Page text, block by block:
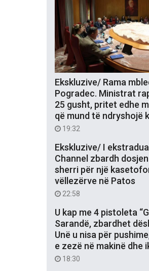
Ekskluzive/ Rama
Pogradec. Ministrat
25 gusht, pritet edhe
që mund të ndryshojë
19:32
Ekskluzive/ I
Channel zbardh
sherri për një
vëllezërve në Patos
22:58
U kap me 4 pistoleta
Sarandë, zbardhet
Unë u nisa për
e zezë në makinë dhe
18:30